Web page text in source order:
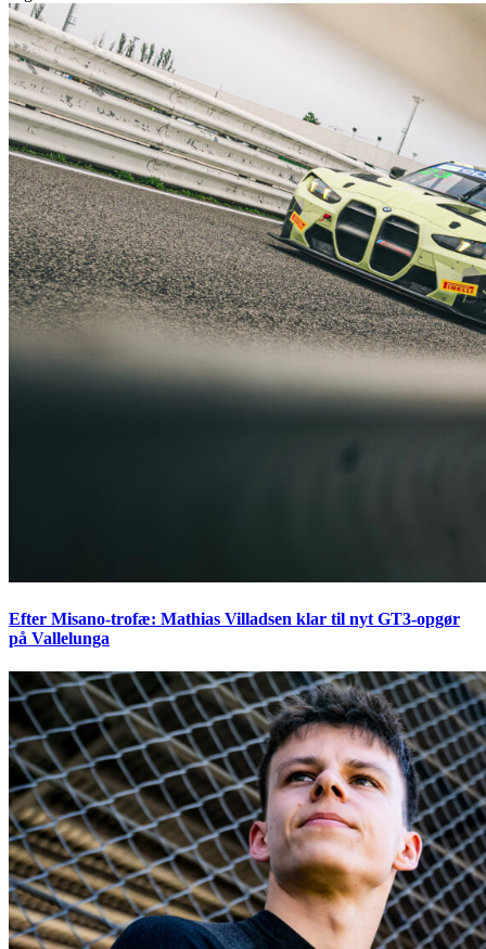
Efter Misano-trofæ: Mathias Villadsen klar til nyt GT3-opgør
på Vallelunga